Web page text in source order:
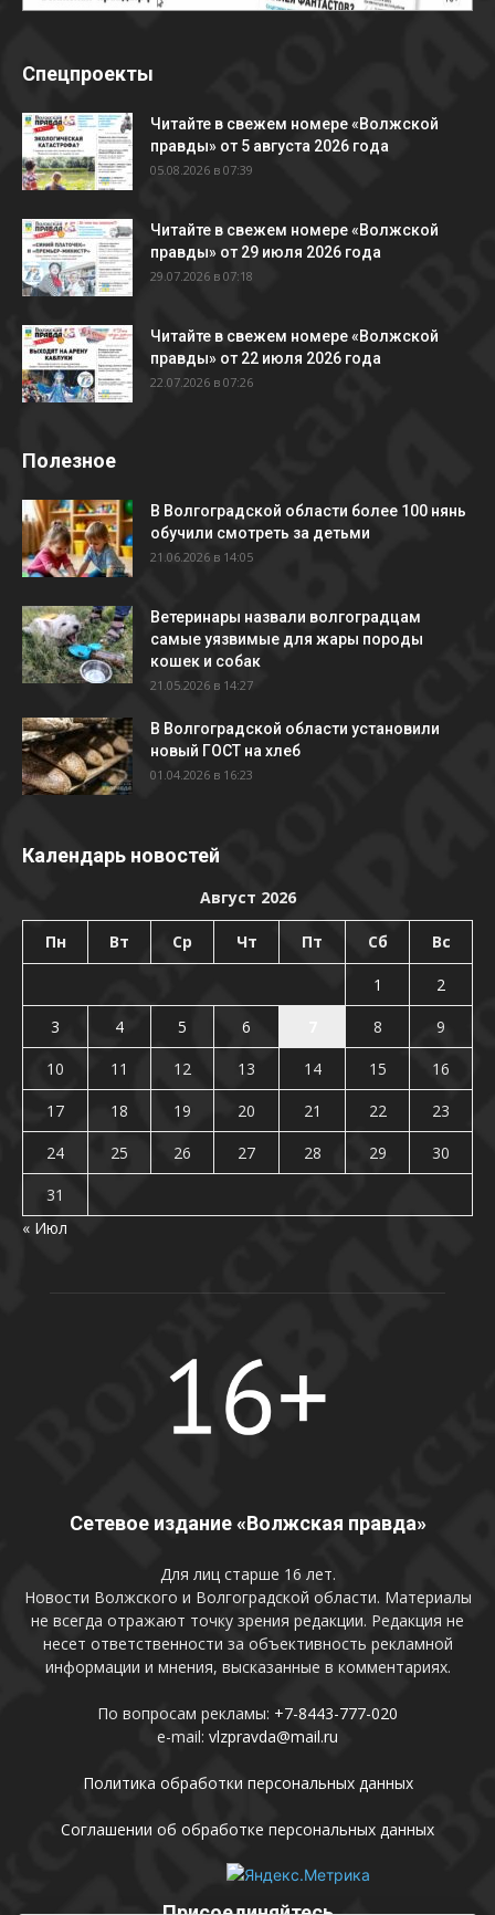
Спецпроекты
Читайте в свежем номере «Волжской
правды» от 5 августа 2026 года
05.08.2026 в 07:39
Читайте в свежем номере «Волжской
правды» от 29 июля 2026 года
29.07.2026 в 07:18
Читайте в свежем номере «Волжской
правды» от 22 июля 2026 года
22.07.2026 в 07:26
Полезное
В Волгоградской области более 100 нянь
обучили смотреть за детьми
21.06.2026 в 14:05
Ветеринары назвали волгоградцам
самые уязвимые для жары породы
кошек и собак
21.05.2026 в 14:27
В Волгоградской области установили
новый ГОСТ на хлеб
01.04.2026 в 16:23
Календарь новостей
Август 2026
Пн Вт Ср Чт Пт Сб Вс
1
2
3
4 5 6 8
9
10
11 12 13 14 15
16
17
18 19 20 21 22
23
24
25 26 27 28 29
30
31
« Июл
Сетевое издание «Волжская правда»
Для лиц старше 16 лет.
Новости Волжского и Волгоградской области. Материалы
не всегда отражают точку зрения редакции. Редакция не
несет ответственности за объективность рекламной
информации и мнения, высказанные в комментариях.
По вопросам рекламы: +7-8443-777-020
e-mail: vlzpravda@mail.ru
Политика обработки персональных данных
Соглашении об обработке персональных данных